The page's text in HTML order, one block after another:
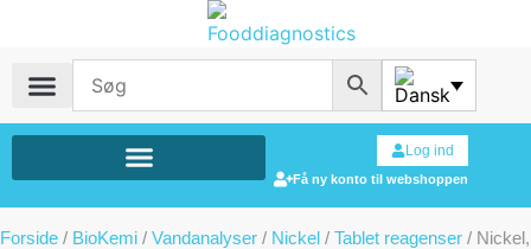
Log ind
Få ny konto til webshoppen
Forside / BioKemi / Vandanalyser / Nickel / Tablet reagenser / Nickel,